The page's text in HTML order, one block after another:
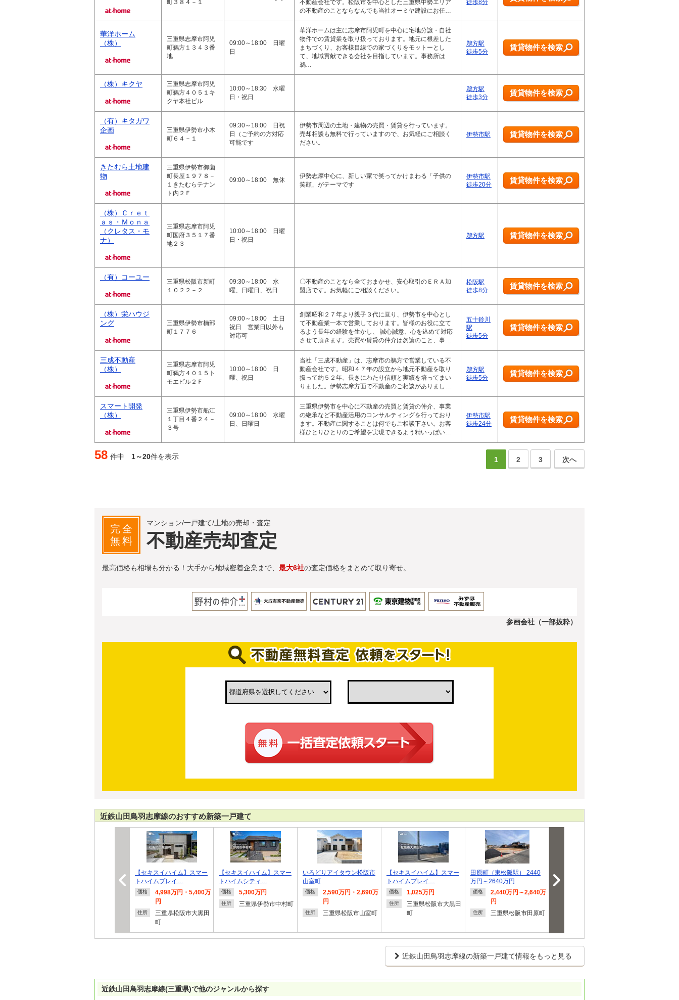
町３８４－１
不動産会社です。松阪市を中心とした三重県中勢エリア
の不動産のことならなんでも当社オーミヤ建設にお任…
徒歩8分
華洋ホーム
（株）
三重県志摩市阿児
町鵜方１３４３番
地
09:00～18:00 日曜
日
華洋ホームは主に志摩市阿児町を中心に宅地分譲・自社
物件での賃貸業を取り扱っております。地元に根差した
まちづくり、お客様目線での家づくりをモットーとし
て、地域貢献できる会社を目指しています。事務所は
鵜…
鵜方駅
徒歩5分
賃貸物件を検索
（株）キクヤ
三重県志摩市阿児
町鵜方４０５１キ
クヤ本社ビル
10:00～18:30 水曜
日・祝日
鵜方駅
徒歩3分
賃貸物件を検索
（有）キタガワ
企画
三重県伊勢市小木
町６４－１
09:30～18:00 日祝
日（ご予約の方対応
可能です
伊勢市周辺の土地・建物の売買・賃貸を行っています。
売却相談も無料で行っていますので、お気軽にご相談く
ださい。
伊勢市駅 賃貸物件を検索
きたむら土地建
物
三重県伊勢市御薗
町長屋１９７８－
１きたむらテナン
ト内２Ｆ
09:00～18:00 無休
伊勢志摩中心に、新しい家で笑ってかけまわる「子供の
笑顔」がテーマです
伊勢市駅
徒歩20分
賃貸物件を検索
（株）Ｃｒｅｔ
ａｓ・Ｍｏｎａ
（クレタス・モ
ナ）
三重県志摩市阿児
町国府３５１７番
地２３
10:00～18:00 日曜
日・祝日
鵜方駅 賃貸物件を検索
（有）コーユー
三重県松阪市新町
１０２２－２
09:30～18:00 水
曜、日曜日、祝日
〇不動産のことなら全ておまかせ、安心取引のＥＲＡ加
盟店です。お気軽にご相談ください。
松阪駅
徒歩8分
賃貸物件を検索
（株）栄ハウジ
ング
三重県伊勢市楠部
町１７７６
09:00～18:00 土日
祝日 営業日以外も
対応可
創業昭和２７年より親子３代に亘り、伊勢市を中心とし
て不動産業一本で営業しております。皆様のお役に立て
るよう長年の経験を生かし、 誠心誠意、心を込めて対応
させて頂きます。売買や賃貸の仲介は勿論のこと、事…
五十鈴川
駅
徒歩5分
賃貸物件を検索
三成不動産
（株）
三重県志摩市阿児
町鵜方４０１５ト
モエビル２Ｆ
10:00～18:00 日
曜、祝日
当社「三成不動産」は、志摩市の鵜方で営業している不
動産会社です。昭和４７年の設立から地元不動産を取り
扱って約５２年、長きにわたり信頼と実績を培ってまい
りました。伊勢志摩方面で不動産のご相談がありまし…
鵜方駅
徒歩5分
賃貸物件を検索
スマート開発
（株）
三重県伊勢市船江
１丁目４番２４－
３号
09:00～18:00 水曜
日、日曜日
三重県伊勢市を中心に不動産の売買と賃貸の仲介、事業
の継承など不動産活用のコンサルティングを行っており
ます。不動産に関することは何でもご相談下さい。お客
様ひとりひとりのご希望を実現できるよう精いっぱい…
伊勢市駅
徒歩24分
賃貸物件を検索
58 件中 1～20件を表示 1 2 3 次へ
完全
無料
マンション/一戸建て/土地の売却・査定
不動産売却査定
最高価格も相場も分かる！大手から地域密着企業まで、 最大6社の査定価格をまとめて取り寄せ。
参画会社（一部抜粋）
近鉄山田鳥羽志摩線のおすすめ新築一戸建て
【セキスイハイム】スマー
トハイムプレイ…
価格
4,998万円・5,400万
円
住所
三重県松阪市大黒田
町
【セキスイハイム】スマー
トハイムシティ…
価格 5,300万円
住所 三重県伊勢市中村町
いろどりアイタウン松阪市
山室町
価格
2,590万円・2,690万
円
住所 三重県松阪市山室町
【セキスイハイム】スマー
トハイムプレイ…
価格 1,025万円
住所
三重県松阪市大黒田
町
田原町（東松阪駅） 2440
万円～2640万円
価格
2,440万円～2,640万
円
住所 三重県松阪市田原町
円～945万円
近鉄山田鳥羽志摩線の新築一戸建て情報をもっと見る
近鉄山田鳥羽志摩線(三重県)で他のジャンルから探す